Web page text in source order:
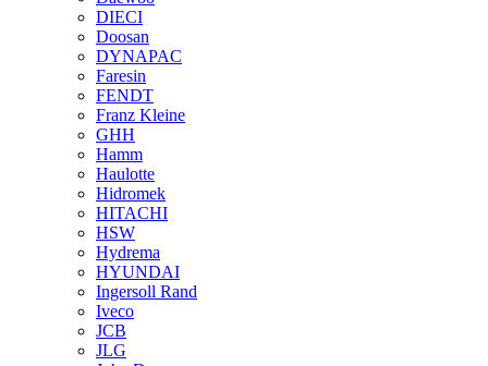
DIECI
Doosan
DYNAPAC
Faresin
FENDT
Franz Kleine
GHH
Hamm
Haulotte
Hidromek
HITACHI
HSW
Hydrema
HYUNDAI
Ingersoll Rand
Iveco
JCB
JLG